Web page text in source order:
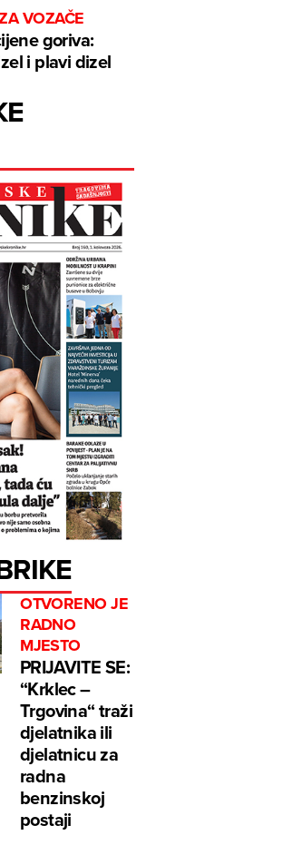
VOZAČE
goriva:
i plavi dizel
OTVORENO JE
RADNO
MJESTO
PRIJAVITE SE:
“Krklec –
Trgovina“ traži
djelatnika ili
djelatnicu za
radna
benzinskoj
postaji